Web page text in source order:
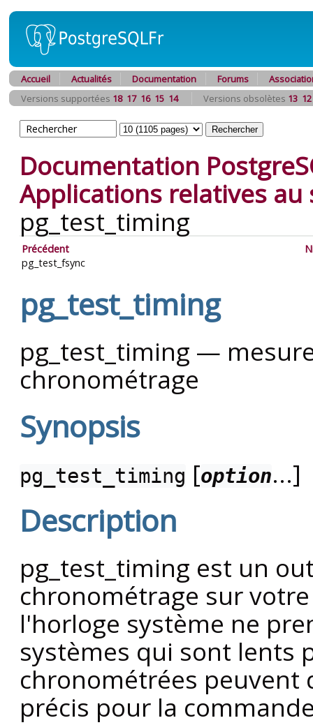
Accueil Actualités Documentation Forums
Versions supportées 18 17 16 15 14 Versions obsolètes 13 12
Documentation
Applications relatives au
pg_test_timing
Précédent
pg_test_fsync
pg_test_timing
pg_test_timing —
chronométrage
Synopsis
pg_test_timing [option...]
Description
pg_test_timing est un
chronométrage sur
l'horloge système ne
systèmes qui sont lents
chronométrées peuvent
précis pour la